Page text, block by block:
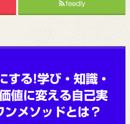
feedly
する!学び・知識・
値に変える自己実
ンメソッドとは？